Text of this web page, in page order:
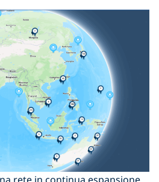
rete in continua espansione